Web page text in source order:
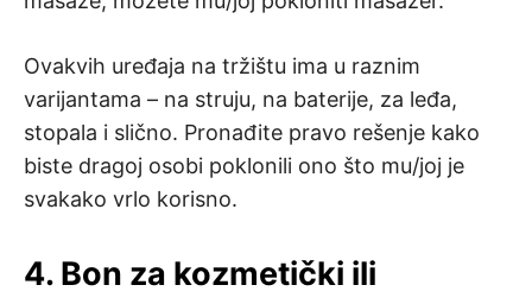
Ovakvih uređaja na tržištu ima u raznim
varijantama – na struju, na baterije, za leđa,
stopala i slično. Pronađite pravo rešenje kako
biste dragoj osobi poklonili ono što mu/joj je
svakako vrlo korisno.
4. Bon za kozmetički ili